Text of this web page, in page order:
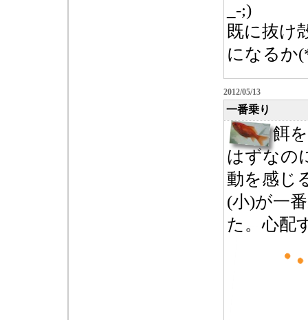
_-;)
既に抜け
になるか
2012/05/13
一番乗り
餌
はずなの
動を感じ
(小)が一
た。心配